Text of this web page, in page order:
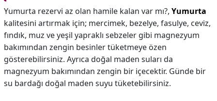
Yumurta rezervi az olan hamile kalan var mı?, Yumurta
kalitesini artırmak için; mercimek, bezelye, fasulye, ceviz,
fındık, muz ve yeşil yapraklı sebzeler gibi magnezyum
bakımından zengin besinler tüketmeye özen
gösterebilirsiniz. Ayrıca doğal maden suları da
magnezyum bakımından zengin bir içecektir. Günde bir
su bardağı doğal maden suyu tüketebilirsiniz.